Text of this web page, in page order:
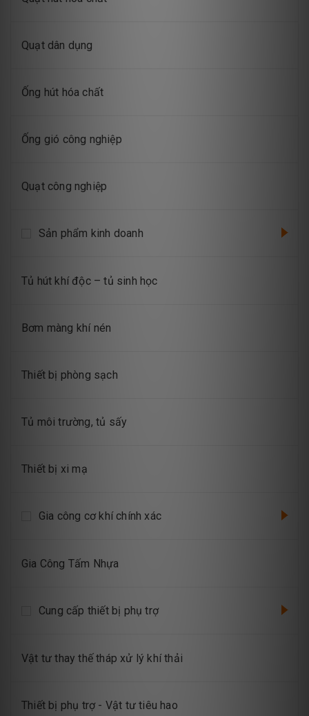
Quạt dân dụng
Ống hút hóa chất
Ống gió công nghiệp
Quạt công nghiệp
Sản phẩm kinh doanh
Tủ hút khí độc – tủ sinh học
Bơm màng khí nén
Thiết bị phòng sạch
Tủ môi trường, tủ sấy
Thiết bị xi mạ
Gia công cơ khí chính xác
Gia Công Tấm Nhựa
Cung cấp thiết bị phụ trợ
Vật tư thay thế tháp xử lý khí thải
Thiết bị phụ trợ - Vật tư tiêu hao